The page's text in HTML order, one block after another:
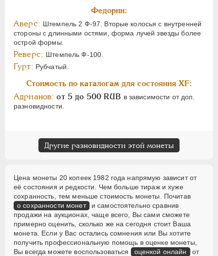
Федорин:
Аверс: Штемпель 2 Ф-97. Вторые колосья с внутренней
стороны с длинными остями, форма лучей звезды более
острой формы.
Реверс: Штемпель Ф-100.
Гурт: Рубчатый.
Стоимость по каталогам для состояния XF:
Адрианов: от 5 до 500 RUB в зависимости от доп.
разновидности.
Другие разновидности этой монеты
Цена монеты 20 копеек 1982 года напрямую зависит от
её состояния и редкости. Чем больше тираж и хуже
сохранность, тем меньше стоимость монеты. Почитав
о сохранности монет и самостоятельно сравнив
продажи на аукционах, чаще всего, Вы сами сможете
примерно оценить, сколько же на сегодня стоит Ваша
монета. Если у Вас остались сомнения или Вы хотите
получить профессиональную помощь в оценке монеты,
Вы всегда можете воспользоваться
оценкой онлайн от